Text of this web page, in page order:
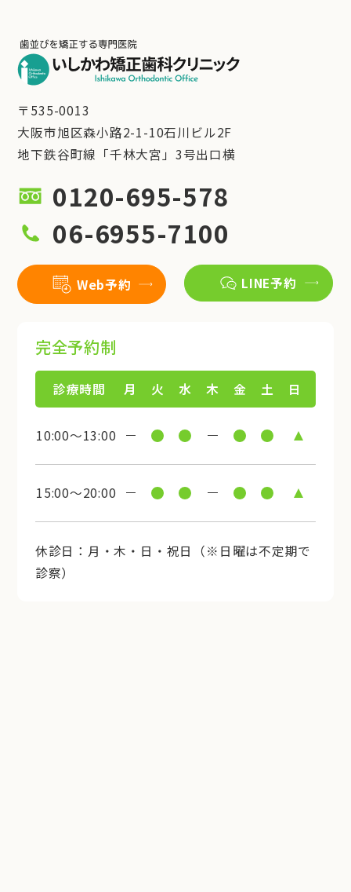
〒535-0013
大阪市旭区森小路2-1-10石川ビル2F
地下鉄谷町線「千林大宮」3号出口横
0120-695-578
06-6955-7100
Web予約 LINE予約
完全予約制
診療時間 月 火 水 木 金 土 日
10:00～13:00
15:00～20:00
休診日：月・木・日・祝日（※日曜は不定期で
診察）